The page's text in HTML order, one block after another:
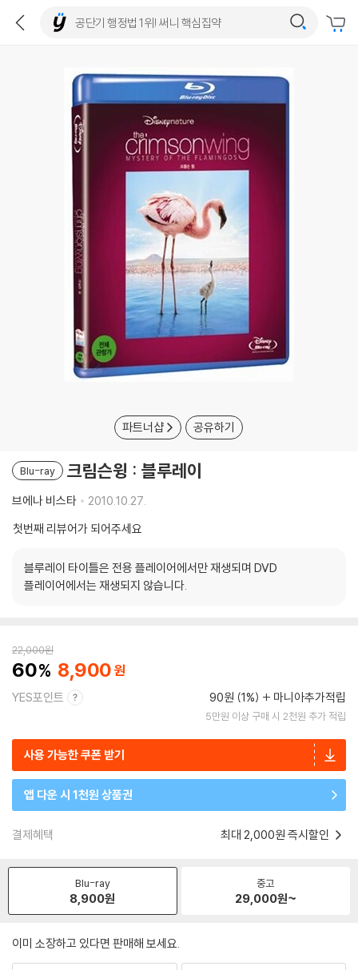
파트너샵 공유하기
Blu-ray 크림슨윙 : 블루레이
브에나 비스타
2010.10.27.
첫번째 리뷰어가 되어주세요
블루레이 타이틀은 전용 플레이어에서만 재생되며 DVD
플레이어에서는 재생되지 않습니다.
22,000원
60 8,900
YES포인트 90원 (1%) 마니아추가적립
5만원 이상 구매 시 2천원 추가 적립
사용 가능한 쿠폰 받기
앱 다운 시 1천원 상품권
결제혜택 최대 2,000원 즉시할인
Blu-ray
8,900원
중고
29,000원~
이미 소장하고 있다면 판매해 보세요.